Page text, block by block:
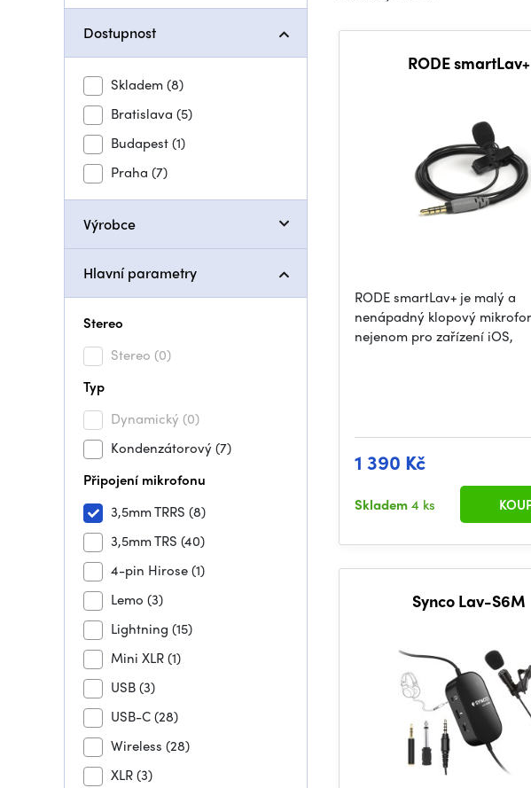
Dostupnost
Skladem(8)
Bratislava (5)
Budapest(1)
Praha (7)
Výrobce
Hlavní parametry
Stereo
Stereo (0)
Typ
Dynamický (0)
Kondenzátorový(7)
Připojení mikrofonu
3,5mm TRRS (8)
3,5mm TRS (40)
4-pin Hirose(1)
Lemo (3)
Lightning (15)
Mini XLR(1)
USB(3)
USB-C(28)
Wireless (28)
XLR(3)
RODE smartLav+
RODE smartLav+ je malý a
nenápadný klopový
nejenom pro zařízení iOS,
1 390 Kč
Skladem4 ks
Synco Lav-S6M